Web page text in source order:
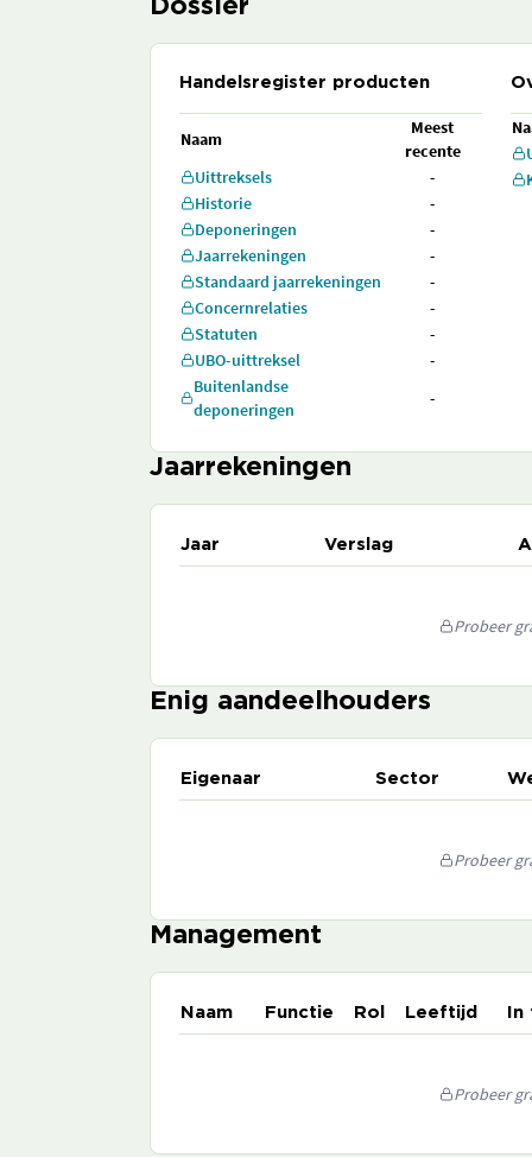
Dossier
Handelsregister producten
Naam
Meest
recente
Uittreksels
-
Historie
-
Deponeringen
-
Jaarrekeningen
-
Standaard jaarrekeningen
-
Concernrelaties
-
Statuten
-
UBO-uittreksel
-
Buitenlandse
deponeringen
-
Jaarrekeningen
Jaar Verslag
Probeer
Enig aandeelhouders
Eigenaar Sector
Probeer
Management
Naam Functie Rol Leeftijd
Probeer